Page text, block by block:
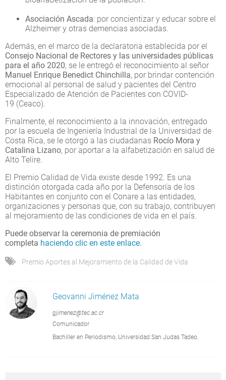
Asociación Ascada: por concientizar y educar sobre el
Alzheimer y otras demencias asociadas.
Además, en el marco de la declaratoria establecida por el
Consejo Nacional de Rectores y las universidades públicas
para el año 2020, se le entregó el reconocimiento al señor
Manuel Enrique Benedict Chinchilla, por brindar contención
emocional al personal de salud y pacientes del Centro
Especializado de Atención de Pacientes con COVID-
19 (Ceaco).
Finalmente, el reconocimiento a la innovación, entregado
por la escuela de Ingeniería Industrial de la Universidad de
Costa Rica, se le otorgó a las ciudadanas Rocío Mora y
Catalina Lizano, por aportar a la alfabetización en salud de
Alto Telire.
El Premio Calidad de Vida existe desde 1992. Es una
distinción otorgada cada año por la Defensoría de los
Habitantes en conjunto con el Conare a las entidades,
organizaciones y personas que, con su trabajo, contribuyen
al mejoramiento de las condiciones de vida en el país.
Puede observar la ceremonia de premiación
completa haciendo clic en este enlace.
Premio Aportes al Mejoramiento de la Calidad de Vida
Geovanni Jiménez Mata
gjimenez@tec.ac.cr
Comunicador
Bachiller en Periodismo, Universidad San Judas Tadeo.